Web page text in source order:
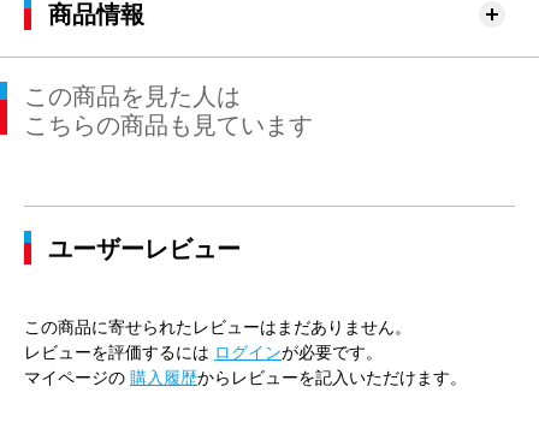
商品情報
この商品を見た人は
こちらの商品も見ています
ユーザーレビュー
この商品に寄せられたレビューはまだありません。
レビューを評価するには ログインが必要です。
マイページの 購入履歴からレビューを記入いただけます。